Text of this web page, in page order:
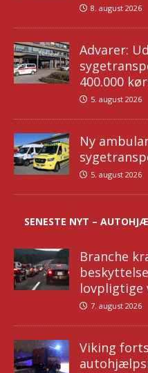
8. august 2026
Advarer:
400.000
5. august 2026
Ny
5. august 2026
SENESTE NYT –
Branche
lovpligtige
7. august 2026
Viking